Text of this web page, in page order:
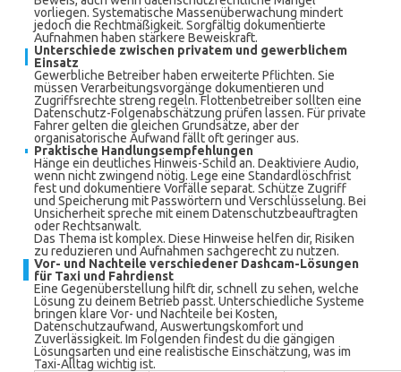
vorliegen. Systematische Massenüberwachung mindert
jedoch die Rechtmäßigkeit. Sorgfältig dokumentierte
Aufnahmen haben stärkere Beweiskraft.
Unterschiede zwischen privatem und gewerblichem
Einsatz
Gewerbliche Betreiber haben erweiterte Pflichten. Sie
müssen Verarbeitungsvorgänge dokumentieren und
Zugriffsrechte streng regeln. Flottenbetreiber sollten eine
Datenschutz-Folgenabschätzung prüfen lassen. Für private
Fahrer gelten die gleichen Grundsätze, aber der
organisatorische Aufwand fällt oft geringer aus.
Praktische Handlungsempfehlungen
Hänge ein deutliches Hinweis-Schild an. Deaktiviere Audio,
wenn nicht zwingend nötig. Lege eine Standardlöschfrist
fest und dokumentiere Vorfälle separat. Schütze Zugriff
und Speicherung mit Passwörtern und Verschlüsselung. Bei
Unsicherheit spreche mit einem Datenschutzbeauftragten
oder Rechtsanwalt.
Das Thema ist komplex. Diese Hinweise helfen dir, Risiken
zu reduzieren und Aufnahmen sachgerecht zu nutzen.
Vor- und Nachteile verschiedener Dashcam-Lösungen
für Taxi und Fahrdienst
Eine Gegenüberstellung hilft dir, schnell zu sehen, welche
Lösung zu deinem Betrieb passt. Unterschiedliche Systeme
bringen klare Vor- und Nachteile bei Kosten,
Datenschutzaufwand, Auswertungskomfort und
Zuverlässigkeit. Im Folgenden findest du die gängigen
Lösungsarten und eine realistische Einschätzung, was im
Taxi-Alltag wichtig ist.